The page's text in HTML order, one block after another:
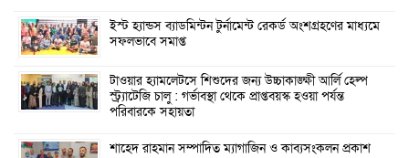
ইস্ট হ্যান্ডস ব্যাডমিন্টন টুর্নামেন্ট রেকর্ড অংশগ্রহণের মাধ্যমে
সফলভাবে সমাপ্ত
টাওয়ার হ্যামলেটসে শিশুদের জন্য উচ্চাকাঙ্ক্ষী আর্লি হেল্প
স্ট্র্যাটেজি চালু : গর্ভাবস্থা থেকে প্রাপ্তবয়স্ক হওয়া পর্যন্ত
পরিবারকে সহায়তা
শাহেদ রাহমান সম্পাদিত ম্যাগাজিন ও কাব্যসংকলন প্রকাশ